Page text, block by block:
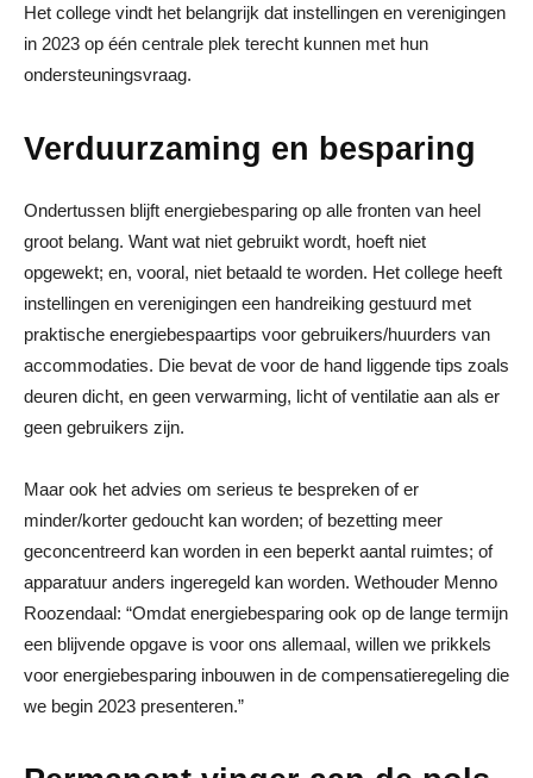
Het college vindt het belangrijk dat instellingen en verenigingen
in 2023 op één centrale plek terecht kunnen met hun
ondersteuningsvraag.
Verduurzaming en besparing
Ondertussen blijft energiebesparing op alle fronten van heel
groot belang. Want wat niet gebruikt wordt, hoeft niet
opgewekt; en, vooral, niet betaald te worden. Het college heeft
instellingen en verenigingen een handreiking gestuurd met
praktische energiebespaartips voor gebruikers/huurders van
accommodaties. Die bevat de voor de hand liggende tips zoals
deuren dicht, en geen verwarming, licht of ventilatie aan als er
geen gebruikers zijn.
Maar ook het advies om serieus te bespreken of er
minder/korter gedoucht kan worden; of bezetting meer
geconcentreerd kan worden in een beperkt aantal ruimtes; of
apparatuur anders ingeregeld kan worden. Wethouder Menno
Roozendaal: “Omdat energiebesparing ook op de lange termijn
een blijvende opgave is voor ons allemaal, willen we prikkels
voor energiebesparing inbouwen in de compensatieregeling die
we begin 2023 presenteren.”